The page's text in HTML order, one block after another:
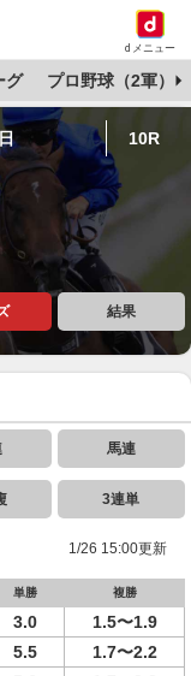
dメニュー
グ プロ野球（2軍）
10R
結果
馬連
3連単
1/26 15:00更新
単勝 複勝
3.0
1.5〜1.9
5.5
1.7〜2.2